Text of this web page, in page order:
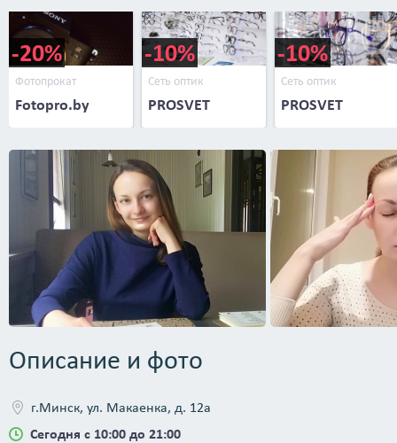
-20%
Фотопрокат
Fotopro.by
-10%
Сеть оптик
PROSVET
-10%
Сеть оптик
PROSVET
Описание и фото
г.Минск, ул. Макаенка, д. 12а
Сегодня с 10:00 до 21:00